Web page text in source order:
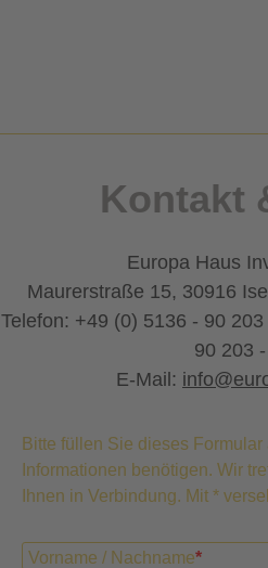
Kontakt
Europa Haus
Maurerstraße 15, 30916
Telefon: +49 (0) 5136 - 90
90 203
E-Mail:
Bitte füllen Sie dieses
Informationen benötigen. Wir
Ihnen in Verbindung. Mit *
Vorname / Nachname*